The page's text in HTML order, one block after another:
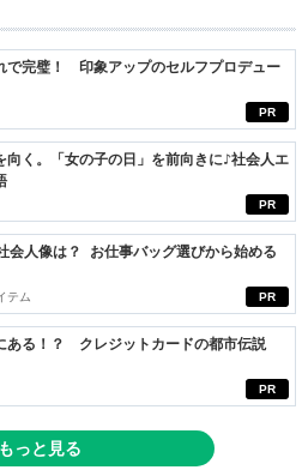
PR
で完璧！ 印象アップのセルフプロデュー
PR
向く。「女の子の日」を前向きに♪社会人エ
PR
会人像は？ お仕事バッグ選びから始める
テム
PR
ある！？ クレジットカードの都市伝説
もっと見る